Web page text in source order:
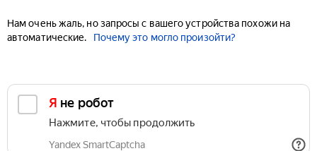
Нам очень жаль, но запросы с вашего устройства похожи на
автоматические.
Почему это могло произойти?
Я не робот
Нажмите, чтобы продолжить
Yandex SmartCaptcha